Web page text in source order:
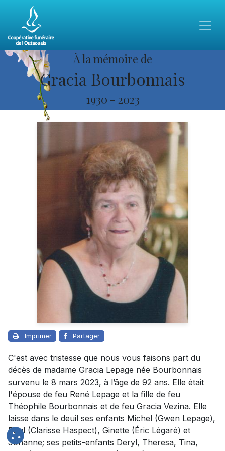
À la mémoire de
Gracia Bourbonnais
1930 - 2023
Imprimer Partager
C'est avec tristesse que nous vous faisons part du
décès de madame Gracia Lepage née Bourbonnais
survenu le 8 mars 2023, à l’âge de 92 ans. Elle était
l'épouse de feu René Lepage et la fille de feu
Théophile Bourbonnais et de feu Gracia Vezina. Elle
laisse dans le deuil ses enfants Michel (Gwen Lepage),
Paul (Clarisse Haspect), Ginette (Éric Légaré) et
Johanne; ses petits-enfants Deryl, Theresa, Tina,